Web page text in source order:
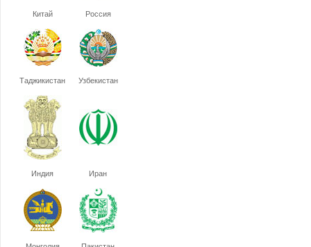
Китай Россия
Таджикистан Узбекистан
Индия Иран